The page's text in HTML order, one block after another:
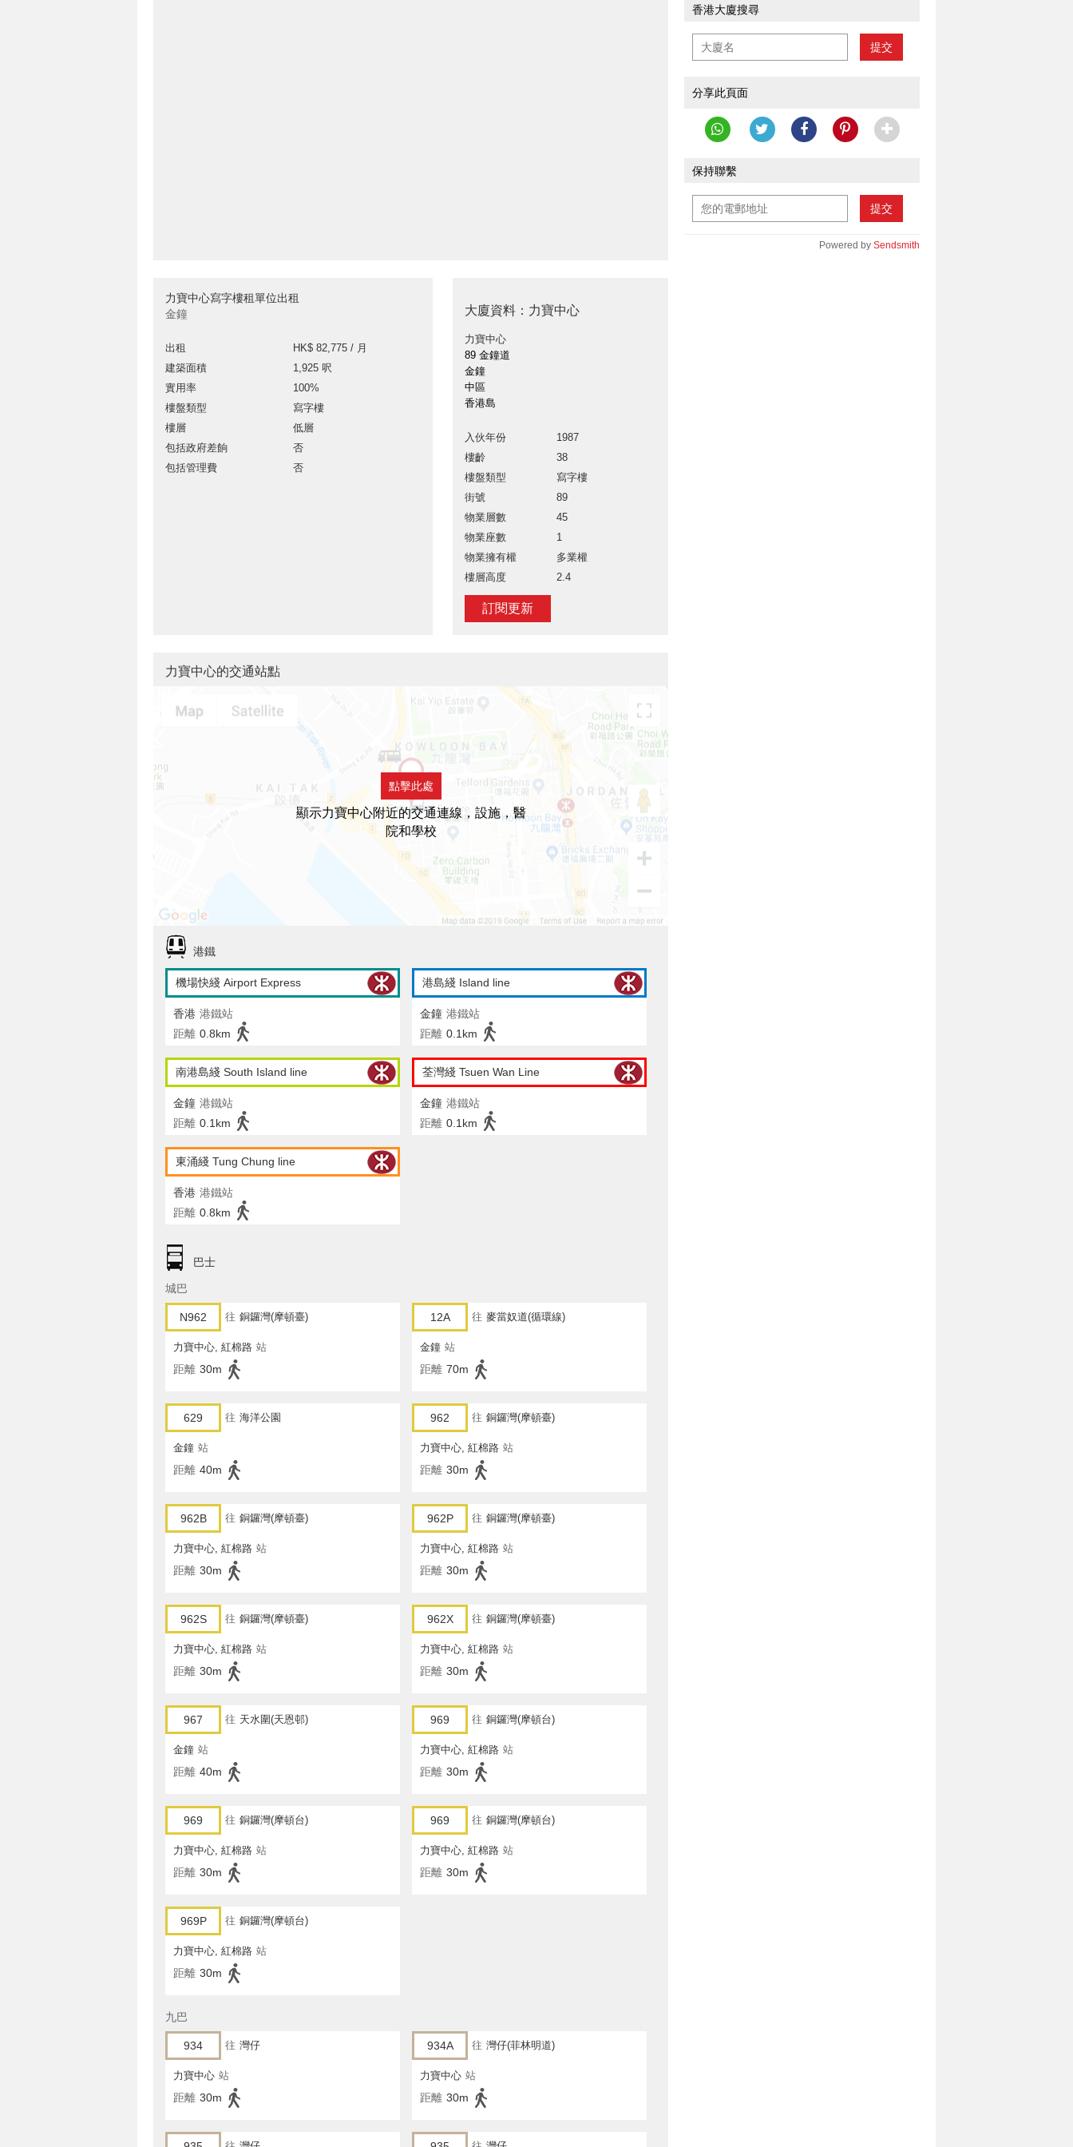
力寶中心寫字樓租單位出租
金鐘
出租
HK$ 82,775 / 月
建築面積
1,925 呎
實用率
100%
樓盤類型
寫字樓
樓層
低層
包括政府差餉
否
包括管理費
否
大廈資料：力寶中心
力寶中心
89 金鐘道
金鐘
中區
香港島
入伙年份
1987
樓齡
38
樓盤類型
寫字樓
街號
89
物業層數
45
物業座數
1
物業擁有權
多業權
樓層高度
2.4
訂閱更新
香港大廈搜尋
提交
分享此頁面
保持聯繫
提交
Powered by Sendsmith
力寶中心的交通站點
點擊此處
顯示力寶中心附近的交通連線，設施，醫
院和學校
港鐵
機場快綫 Airport Express
香港 港鐵站
距離 0.8km
港島綫 Island line
金鐘 港鐵站
距離 0.1km
南港島綫 South Island line
金鐘 港鐵站
距離 0.1km
荃灣綫 Tsuen Wan Line
金鐘 港鐵站
距離 0.1km
東涌綫 Tung Chung line
香港 港鐵站
距離 0.8km
巴士
城巴
N962 往 銅鑼灣(摩頓臺)
力寶中心, 紅棉路 站
距離 30m
12A 往 麥當奴道(循環線)
金鐘 站
距離 70m
629 往 海洋公園
金鐘 站
距離 40m
962 往 銅鑼灣(摩頓臺)
力寶中心, 紅棉路 站
距離 30m
962B 往 銅鑼灣(摩頓臺)
力寶中心, 紅棉路 站
距離 30m
962P 往 銅鑼灣(摩頓臺)
力寶中心, 紅棉路 站
距離 30m
962S 往 銅鑼灣(摩頓臺)
力寶中心, 紅棉路 站
距離 30m
962X 往 銅鑼灣(摩頓臺)
力寶中心, 紅棉路 站
距離 30m
967 往 天水圍(天恩邨)
金鐘 站
距離 40m
969 往 銅鑼灣(摩頓台)
力寶中心, 紅棉路 站
距離 30m
969 往 銅鑼灣(摩頓台)
力寶中心, 紅棉路 站
距離 30m
969 往 銅鑼灣(摩頓台)
力寶中心, 紅棉路 站
距離 30m
969P 往 銅鑼灣(摩頓台)
力寶中心, 紅棉路 站
距離 30m
九巴
934 往 灣仔
力寶中心 站
距離 30m
934A 往 灣仔(菲林明道)
力寶中心 站
距離 30m